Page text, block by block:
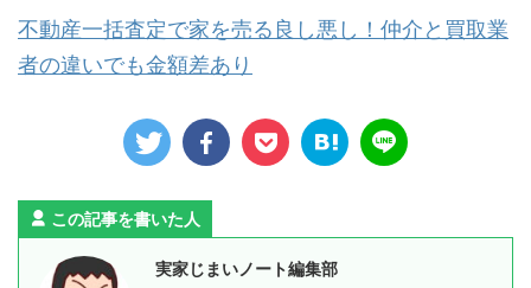
不動産一括査定で家を売る良し悪し！仲介と買取業
者の違いでも金額差あり
この記事を書いた人
実家じまいノート編集部